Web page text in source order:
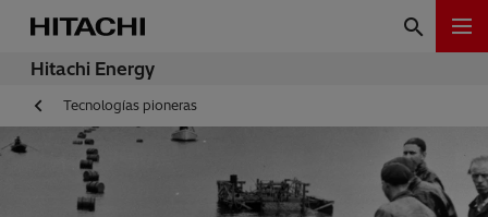
Hitachi Energy
Tecnologías pioneras